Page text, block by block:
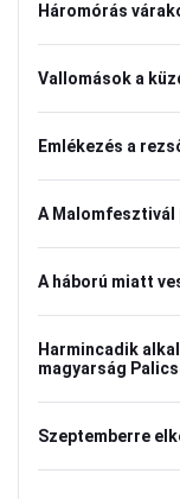
Háromórás
Vallomások a
Emlékezés a
A Malomfesztivál
A háború miatt
Harmincadik
magyarság
Szeptemberre